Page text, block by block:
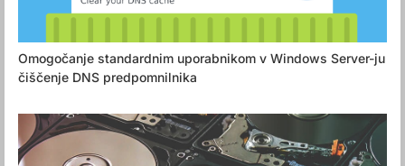
Omogočanje standardnim uporabnikom v Windows Server-ju
čiščenje DNS predpomnilnika